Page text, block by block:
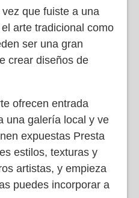
que fuiste a una
arte tradicional como
ser una gran
crear diseños de
ofrecen entrada
una galería local y ve
expuestas Presta
estilos, texturas y
artistas, y empieza
puedes incorporar a